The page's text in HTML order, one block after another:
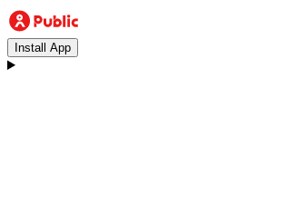
Install App